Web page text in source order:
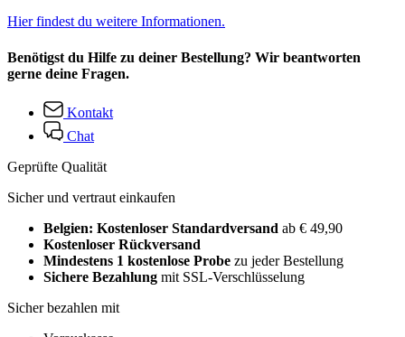
Hier findest du weitere Informationen.
Benötigst du Hilfe zu deiner Bestellung? Wir beantworten
gerne deine Fragen.
Kontakt
Chat
Geprüfte Qualität
Sicher und vertraut einkaufen
Belgien: Kostenloser Standardversand ab € 49,90
Kostenloser Rückversand
Mindestens 1 kostenlose Probe zu jeder Bestellung
Sichere Bezahlung mit SSL-Verschlüsselung
Sicher bezahlen mit